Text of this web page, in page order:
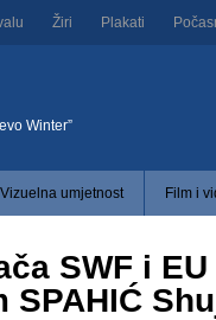
Žiri Plakati
Winter”
Vizuelna umjetnost Film i
SWF i EU
SPAHIĆ